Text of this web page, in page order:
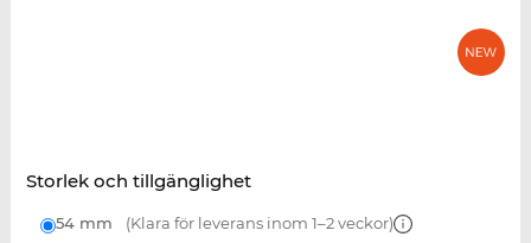
Storlek och tillgänglighet
54 mm (Klara för leverans inom 1–2 veckor)